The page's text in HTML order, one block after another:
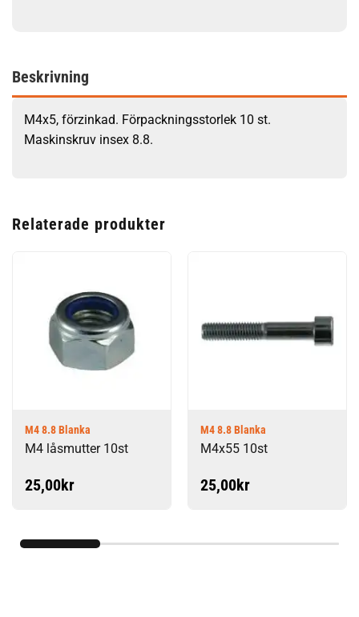
Beskrivning
M4x5, förzinkad. Förpackningsstorlek 10 st.
Maskinskruv insex 8.8.
Relaterade produkter
M4 8.8 Blanka
M4 låsmutter 10st
25,00kr
M4 8.8 Blanka
M4x55 10st
25,00kr